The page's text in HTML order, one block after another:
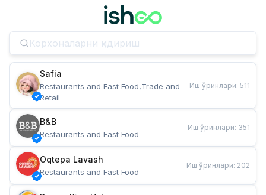
Safia
Restaurants and Fast Food,Trade and
Retail
Иш ўринлари: 511
B&B
Restaurants and Fast Food
Иш ўринлари: 351
Oqtepa Lavash
Restaurants and Fast Food
Иш ўринлари: 202